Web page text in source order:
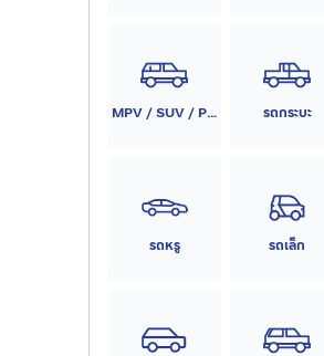
MPV / SUV / PPV รถกระบะ
รถหรู รถเล็ก